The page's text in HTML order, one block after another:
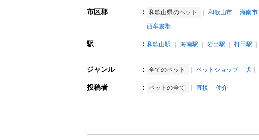
市区郡 ： 和歌山県のペット 和歌山市 海南市
西牟婁郡
駅 ： 和歌山駅 海南駅 岩出駅 打田駅
ジャンル ： 全てのペット ペットショップ 犬
投稿者 ： ペットの全て 直接 仲介